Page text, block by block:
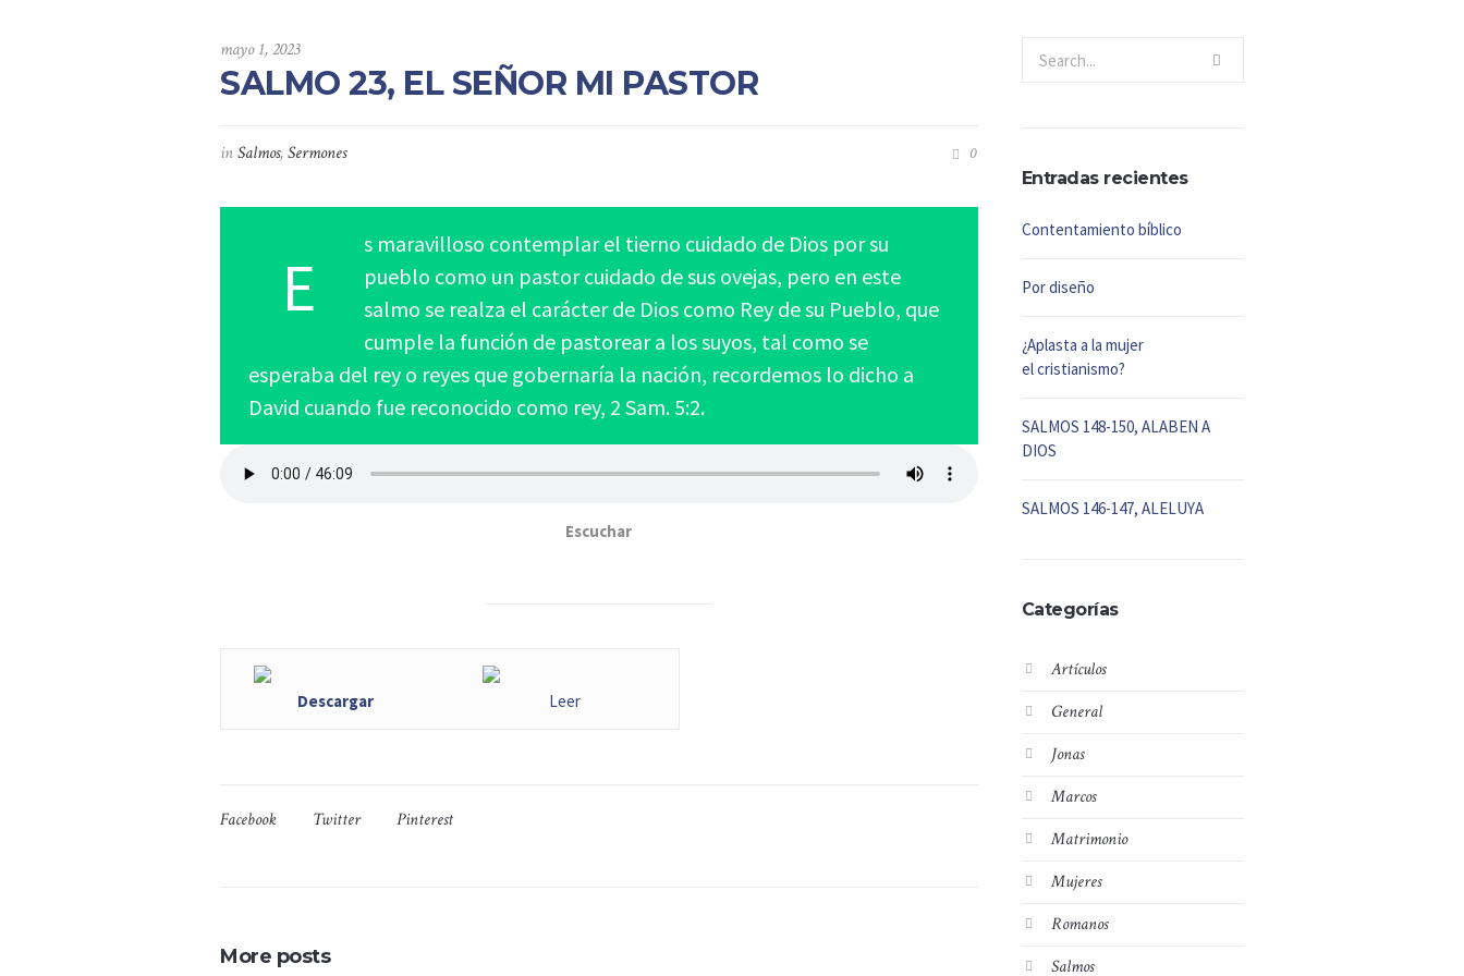
mayo 1, 2023
SALMO 23, EL SEÑOR MI PASTOR
inSalmos,Sermones 0
E
s maravilloso contemplar el tierno cuidado de Dios por su
pueblo como un pastor cuidado de sus ovejas, pero en este
salmo se realza el carácter de Dios como Rey de su Pueblo, que
cumple la función de pastorear a los suyos, tal como se
esperaba del rey o reyes que gobernaría la nación, recordemos lo dicho a
David cuando fue reconocido como rey, 2 Sam. 5:2.
Escuchar
Descargar Leer
Facebook Twitter Pinterest
More posts
Entradas recientes
Contentamiento bíblico
Por diseño
¿Aplasta a la mujer
el cristianismo?
SALMOS 148-150, ALABEN A
DIOS
SALMOS 146-147, ALELUYA
Categorías
Artículos
General
Jonas
Marcos
Matrimonio
Mujeres
Romanos
Salmos